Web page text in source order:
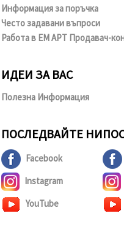
Информация за поръчка
Често задавани въпроси
Работа в ЕМ АРТ Продавач-
ИДЕИ ЗА ВАС
Полезна Информация
ПОСЛЕДВАЙТЕ НИ
Facebook
Instagram
YouTube